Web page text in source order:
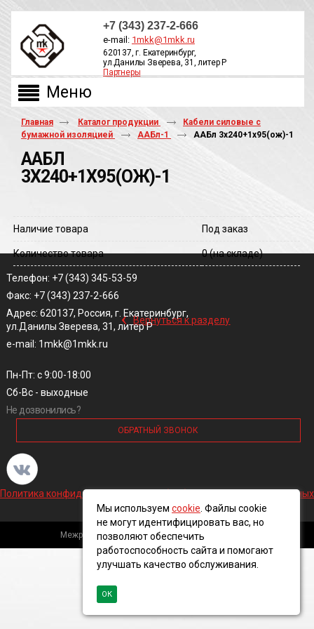
+7 (343) 237-2-666
e-mail: 1mkk@1mkk.ru
620137, г. Екатеринбург,
ул.Данилы Зверева, 31, литер Р
Партнеры
Главная Каталог продукции
Кабели силовые с
бумажной изоляцией
ААБл-1 ААБл 3х240+1х95(ож)-1
ААБЛ
3Х240+1Х95(ОЖ)-1
Наличие товара Под заказ
Количество товара 0(на складе)
‹ Вернуться к разделу
Телефон: +7 (343) 345-53-59
Факс: +7 (343) 237-2-666
Адрес: 620137, Россия, г. Екатеринбург,
ул.Данилы Зверева, 31, литер Р
e-mail: 1mkk@1mkk.ru
Пн-Пт: с 9:00-18:00
Сб-Вс - выходные
Не дозвонились?
ОБРАТНЫЙ ЗВОНОК
Политика конфиденциальности и обработки персональных данных
Межрегиональная кабельная компания, 2016 ©
Мы используем cookie . Файлы cookie
не могут идентифицировать вас, но
позволяют обеспечить
работоспособность сайта и помогают
улучшать качество обслуживания.
ОК